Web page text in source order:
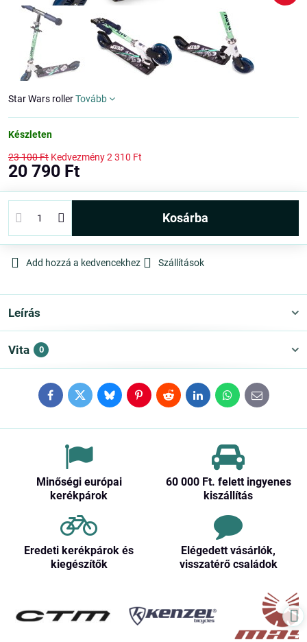
Star Wars rollerTovább
Készleten
23 100 Ft Kedvezmény2 310 Ft
20 790 Ft
kosárba
Add hozzá a kedvencekhez Szállítások
Leírás
Vita 0
FacebookTwitterBlueskyPinterestRedditLinkedInWhatsApp
E-
mail
Minőségi európai
kerékpárok
60 000 Ft​. felett ingyenes
kiszállítás
Eredeti kerékpárok és
kiegészítők
Elégedett vásárlók,
visszatérő családok